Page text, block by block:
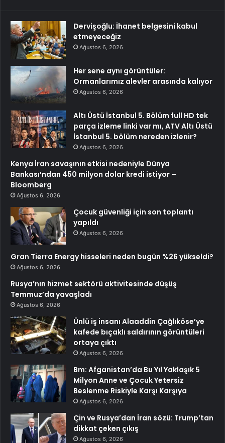
Dervişoğlu: İhanet belgesini kabul
etmeyeceğiz
Ağustos 6, 2026
Her sene aynı görüntüler:
Ormanlarımız alevler arasında kalıyor
Ağustos 6, 2026
Altı Üstü İstanbul 5. Bölüm full HD tek
parça izleme linki var mı, ATV Altı Üstü
İstanbul 5. bölüm nereden izlenir?
Ağustos 6, 2026
Kenya İran savaşının etkisi nedeniyle Dünya
Bankası’ndan 450 milyon dolar kredi istiyor –
Bloomberg
Ağustos 6, 2026
Çocuk güvenliği için son toplantı
yapıldı
Ağustos 6, 2026
Gran Tierra Energy hisseleri neden bugün %26 yükseldi?
Ağustos 6, 2026
Rusya’nın hizmet sektörü aktivitesinde düşüş
Temmuz’da yavaşladı
Ağustos 6, 2026
Ünlü iş insanı Alaaddin Çağlıköse’ye
kafede bıçaklı saldırının görüntüleri
ortaya çıktı
Ağustos 6, 2026
Bm: Afganistan’da Bu Yıl Yaklaşık 5
Milyon Anne ve Çocuk Yetersiz
Beslenme Riskiyle Karşı Karşıya
Ağustos 6, 2026
Çin ve Rusya’dan İran sözü: Trump’tan
dikkat çeken çıkış
Ağustos 6, 2026